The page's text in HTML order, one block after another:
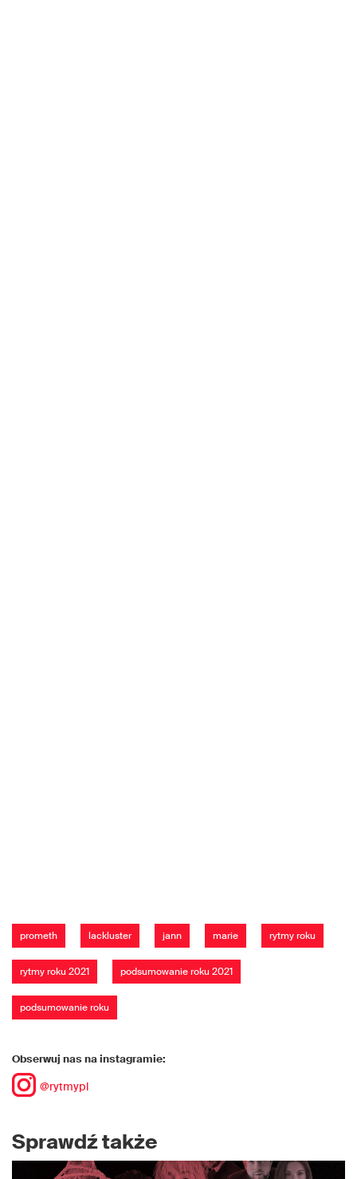
prometh lackluster jann marie rytmy roku
rytmy roku 2021 podsumowanie roku 2021
podsumowanie roku
Obserwuj nas na instagramie:
@rytmypl
Sprawdź także